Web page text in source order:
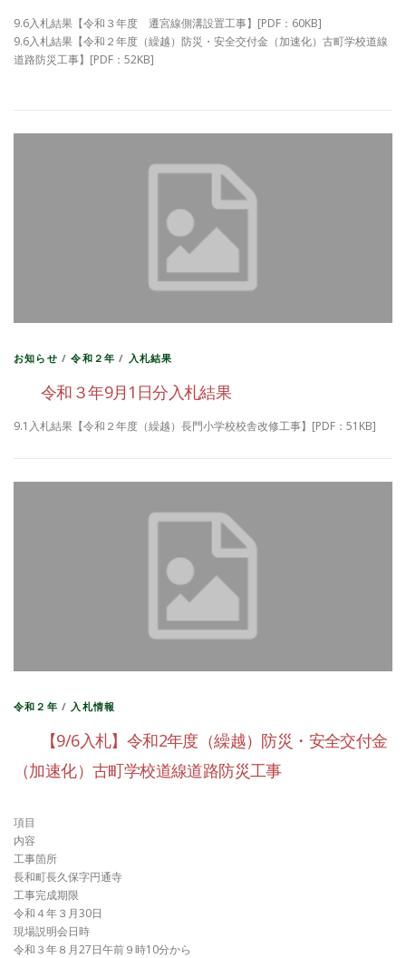
9.6入札結果【令和３年度 遷宮線側溝設置工事】[PDF：60KB]
9.6入札結果【令和２年度（繰越）防災・安全交付金（加速化）古町学校道線
道路防災工事】[PDF：52KB]
お知らせ /令和２年 / 入札結果
令和３年9月1日分入札結果
9.1入札結果【令和２年度（繰越）長門小学校校舎改修工事】[PDF：51KB]
令和２年 / 入札情報
【9/6入札】令和2年度（繰越）防災・安全交付金
（加速化）古町学校道線道路防災工事
項目
内容
工事箇所
長和町長久保字円通寺
工事完成期限
令和４年３月30日
現場説明会日時
令和３年８月27日午前９時10分から